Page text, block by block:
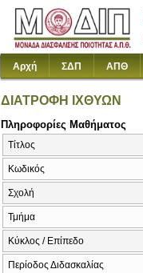
Αρχή ΣΔΠ ΑΠΘ
ΔΙΑΤΡΟΦΗ ΙΧΘΥΩΝ
Πληροφορίες Μαθήματος
Τίτλος
Κωδικός
Σχολή
Τμήμα
Κύκλος / Επίπεδο
Περίοδος Διδασκαλίας